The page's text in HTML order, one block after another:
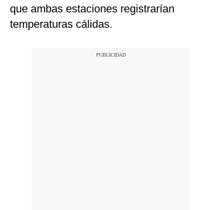
que ambas estaciones registrarían
temperaturas cálidas.